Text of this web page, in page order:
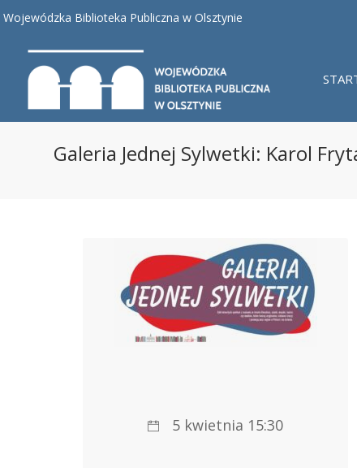
Wojewódzka Biblioteka Publiczna w Olsztynie
Galeria Jednej Sylwetki: Karol
5 kwietnia 15:30